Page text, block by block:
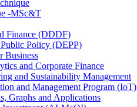
-MSc&T
Finance (DDDF)
Policy (DEPP)
Business
and Corporate Finance
and Sustainability Management
and Management Program (IoT)
Graphs and Applications